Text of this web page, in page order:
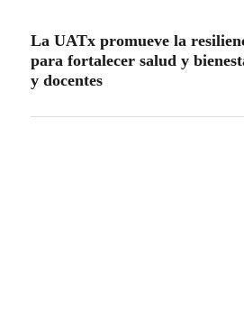
La UATx promueve la
para fortalecer salud y
y docentes